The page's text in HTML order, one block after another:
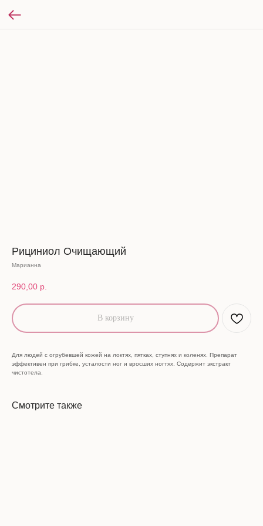
Рициниол Очищающий
Марианна
290,00 р.
В корзину
Для людей с огрубевшей кожей на локтях, пятках, ступнях и коленях. Препарат
эффективен при грибке, усталости ног и вросших ногтях. Содержит экстракт
чистотела.
Смотрите также